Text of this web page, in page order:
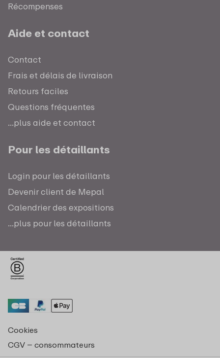
Récompenses
Aide et contact
Contact
Frais et délais de livraison
Retours faciles
Questions fréquentes
...plus aide et contact
Pour les détaillants
Login pour les détaillants
Devenir client de Mepal
Calendrier des expositions
...plus pour les détaillants
Cookies
CGV – consommateurs